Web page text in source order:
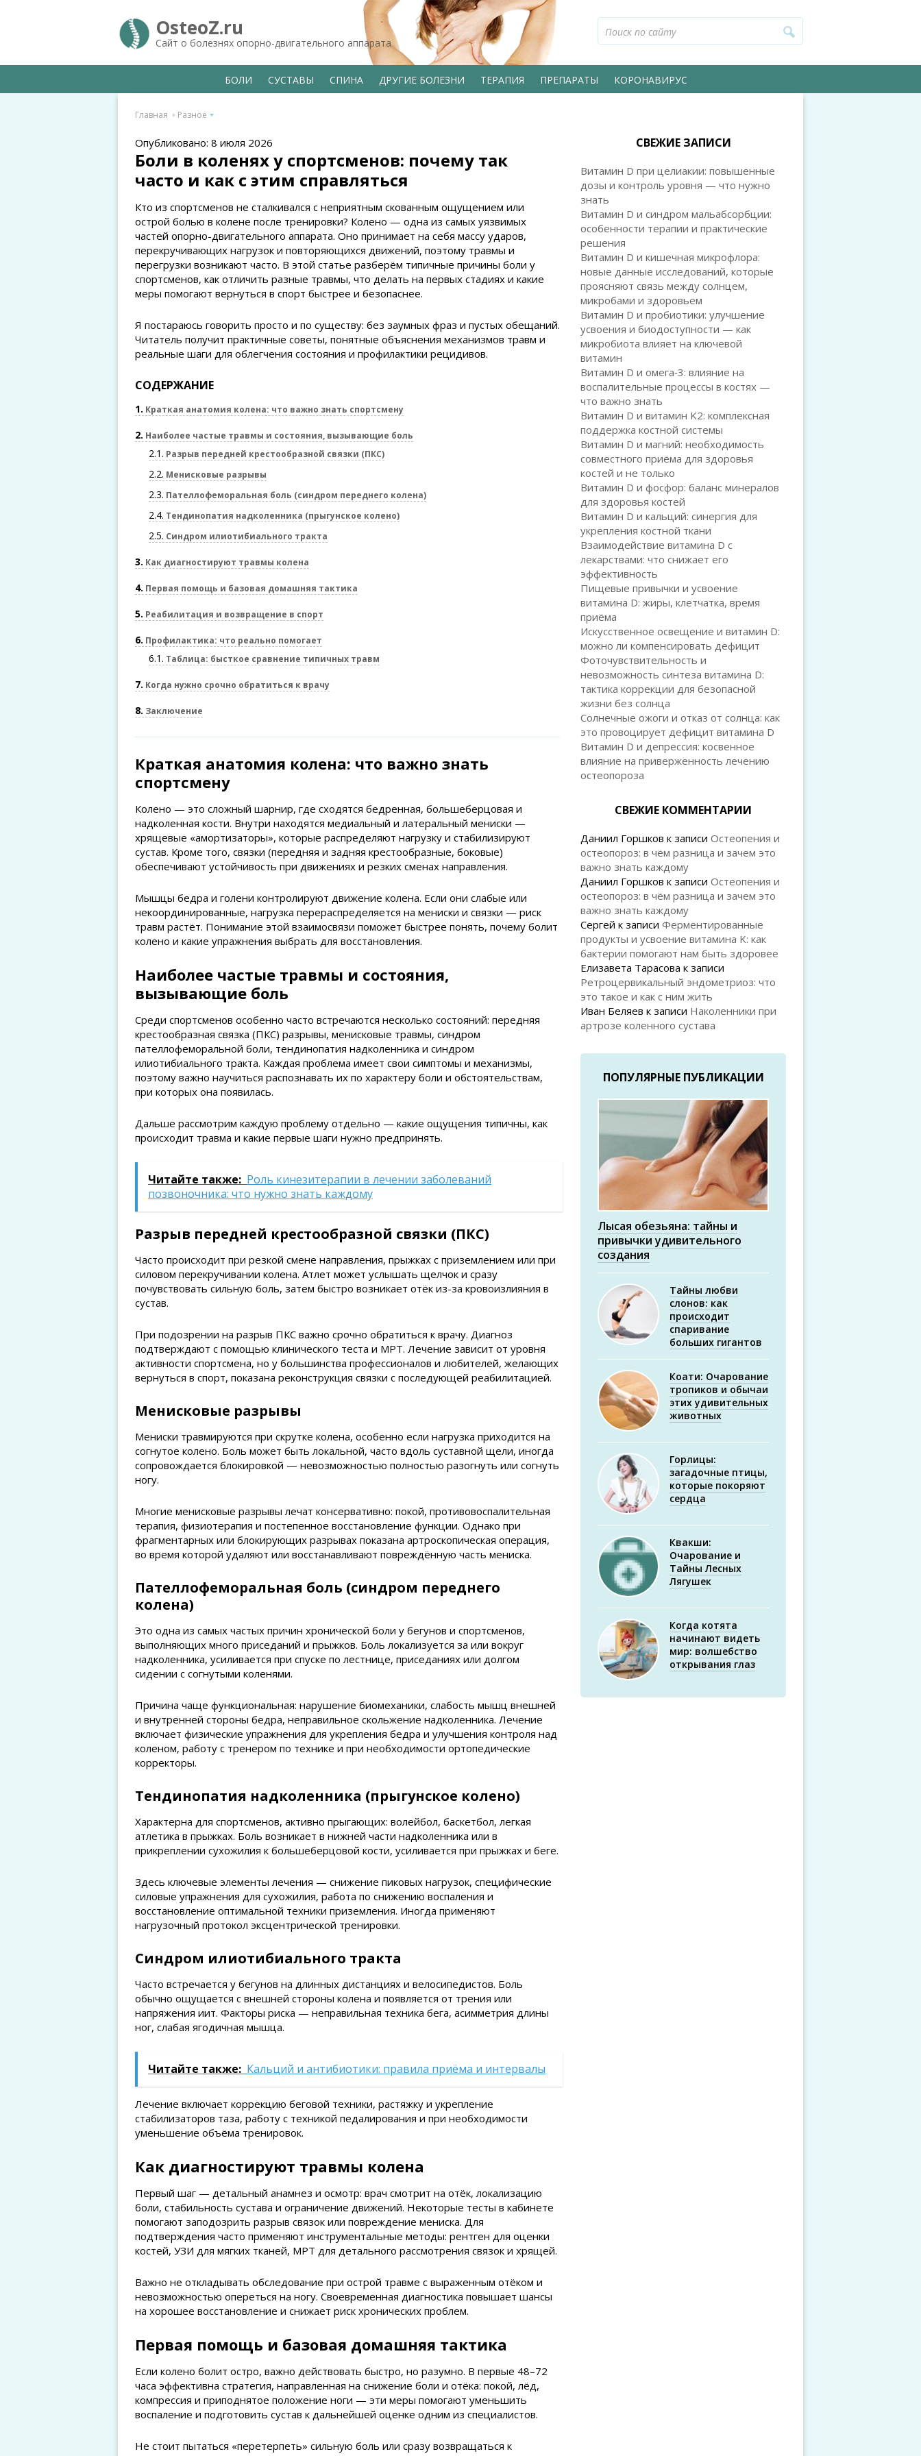
OsteoZ.ru
Сайт о болезнях опорно-двигательного аппарата
БОЛИ СУСТАВЫ СПИНА ДРУГИЕ БОЛЕЗНИ ТЕРАПИЯ ПРЕПАРАТЫ КОРОНАВИРУС
Главная Разное
Опубликовано: 8 июля 2026
Боли в коленях у спортсменов: почему так
часто и как с этим справляться
Кто из спортсменов не сталкивался с неприятным скованным ощущением или
острой болью в колене после тренировки? Колено — одна из самых уязвимых
частей опорно-двигательного аппарата. Оно принимает на себя массу ударов,
перекручивающих нагрузок и повторяющихся движений, поэтому травмы и
перегрузки возникают часто. В этой статье разберём типичные причины боли у
спортсменов, как отличить разные травмы, что делать на первых стадиях и какие
меры помогают вернуться в спорт быстрее и безопаснее.
Я постараюсь говорить просто и по существу: без заумных фраз и пустых обещаний.
Читатель получит практичные советы, понятные объяснения механизмов травм и
реальные шаги для облегчения состояния и профилактики рецидивов.
СОДЕРЖАНИЕ
1 Краткая анатомия колена: что важно знать спортсмену
2 Наиболее частые травмы и состояния, вызывающие боль
2.1 Разрыв передней крестообразной связки (ПКС)
2.2 Менисковые разрывы
2.3 Пателлофеморальная боль (синдром переднего колена)
2.4 Тендинопатия надколенника (прыгунское колено)
2.5 Синдром илиотибиального тракта
3 Как диагностируют травмы колена
4 Первая помощь и базовая домашняя тактика
5 Реабилитация и возвращение в спорт
6 Профилактика: что реально помогает
6.1 Таблица: бысткое сравнение типичных травм
7 Когда нужно срочно обратиться к врачу
8 Заключение
Краткая анатомия колена: что важно знать
спортсмену
Колено — это сложный шарнир, где сходятся бедренная, большеберцовая и
надколенная кости. Внутри находятся медиальный и латеральный мениски —
хрящевые «амортизаторы», которые распределяют нагрузку и стабилизируют
сустав. Кроме того, связки (передняя и задняя крестообразные, боковые)
обеспечивают устойчивость при движениях и резких сменах направления.
Мышцы бедра и голени контролируют движение колена. Если они слабые или
некоординированные, нагрузка перераспределяется на мениски и связки — риск
травм растёт. Понимание этой взаимосвязи поможет быстрее понять, почему болит
колено и какие упражнения выбрать для восстановления.
Наиболее частые травмы и состояния,
вызывающие боль
Среди спортсменов особенно часто встречаются несколько состояний: передняя
крестообразная связка (ПКС) разрывы, менисковые травмы, синдром
пателлофеморальной боли, тендинопатия надколенника и синдром
илиотибиального тракта. Каждая проблема имеет свои симптомы и механизмы,
поэтому важно научиться распознавать их по характеру боли и обстоятельствам,
при которых она появилась.
Дальше рассмотрим каждую проблему отдельно — какие ощущения типичны, как
происходит травма и какие первые шаги нужно предпринять.
Читайте также: Роль кинезитерапии в лечении заболеваний
позвоночника: что нужно знать каждому
Разрыв передней крестообразной связки (ПКС)
Часто происходит при резкой смене направления, прыжках с приземлением или при
силовом перекручивании колена. Атлет может услышать щелчок и сразу
почувствовать сильную боль, затем быстро возникает отёк из-за кровоизлияния в
сустав.
При подозрении на разрыв ПКС важно срочно обратиться к врачу. Диагноз
подтверждают с помощью клинического теста и МРТ. Лечение зависит от уровня
активности спортсмена, но у большинства профессионалов и любителей, желающих
вернуться в спорт, показана реконструкция связки с последующей реабилитацией.
Менисковые разрывы
Мениски травмируются при скрутке колена, особенно если нагрузка приходится на
согнутое колено. Боль может быть локальной, часто вдоль суставной щели, иногда
сопровождается блокировкой — невозможностью полностью разогнуть или согнуть
ногу.
Многие менисковые разрывы лечат консервативно: покой, противовоспалительная
терапия, физиотерапия и постепенное восстановление функции. Однако при
фрагментарных или блокирующих разрывах показана артроскопическая операция,
во время которой удаляют или восстанавливают повреждённую часть мениска.
Пателлофеморальная боль (синдром переднего
колена)
Это одна из самых частых причин хронической боли у бегунов и спортсменов,
выполняющих много приседаний и прыжков. Боль локализуется за или вокруг
надколенника, усиливается при спуске по лестнице, приседаниях или долгом
сидении с согнутыми коленями.
Причина чаще функциональная: нарушение биомеханики, слабость мышц внешней
и внутренней стороны бедра, неправильное скольжение надколенника. Лечение
включает физические упражнения для укрепления бедра и улучшения контроля над
коленом, работу с тренером по технике и при необходимости ортопедические
корректоры.
Тендинопатия надколенника (прыгунское колено)
Характерна для спортсменов, активно прыгающих: волейбол, баскетбол, легкая
атлетика в прыжках. Боль возникает в нижней части надколенника или в
прикреплении сухожилия к большеберцовой кости, усиливается при прыжках и беге.
Здесь ключевые элементы лечения — снижение пиковых нагрузок, специфические
силовые упражнения для сухожилия, работа по снижению воспаления и
восстановление оптимальной техники приземления. Иногда применяют
нагрузочный протокол эксцентрической тренировки.
Синдром илиотибиального тракта
Часто встречается у бегунов на длинных дистанциях и велосипедистов. Боль
обычно ощущается с внешней стороны колена и появляется от трения или
напряжения иит. Факторы риска — неправильная техника бега, асимметрия длины
ног, слабая ягодичная мышца.
Читайте также: Кальций и антибиотики: правила приёма и интервалы
Лечение включает коррекцию беговой техники, растяжку и укрепление
стабилизаторов таза, работу с техникой педалирования и при необходимости
уменьшение объёма тренировок.
Как диагностируют травмы колена
Первый шаг — детальный анамнез и осмотр: врач смотрит на отёк, локализацию
боли, стабильность сустава и ограничение движений. Некоторые тесты в кабинете
помогают заподозрить разрыв связок или повреждение мениска. Для
подтверждения часто применяют инструментальные методы: рентген для оценки
костей, УЗИ для мягких тканей, МРТ для детального рассмотрения связок и хрящей.
Важно не откладывать обследование при острой травме с выраженным отёком и
невозможностью опереться на ногу. Своевременная диагностика повышает шансы
на хорошее восстановление и снижает риск хронических проблем.
Первая помощь и базовая домашняя тактика
Если колено болит остро, важно действовать быстро, но разумно. В первые 48–72
часа эффективна стратегия, направленная на снижение боли и отёка: покой, лёд,
компрессия и приподнятое положение ноги — эти меры помогают уменьшить
воспаление и подготовить сустав к дальнейшей оценке одним из специалистов.
Не стоит пытаться «перетерпеть» сильную боль или сразу возвращаться к
СВЕЖИЕ ЗАПИСИ
Витамин D при целиакии: повышенные
дозы и контроль уровня — что нужно
знать
Витамин D и синдром мальабсорбции:
особенности терапии и практические
решения
Витамин D и кишечная микрофлора:
новые данные исследований, которые
проясняют связь между солнцем,
микробами и здоровьем
Витамин D и пробиотики: улучшение
усвоения и биодоступности — как
микробиота влияет на ключевой
витамин
Витамин D и омега‑3: влияние на
воспалительные процессы в костях —
что важно знать
Витамин D и витамин K2: комплексная
поддержка костной системы
Витамин D и магний: необходимость
совместного приёма для здоровья
костей и не только
Витамин D и фосфор: баланс минералов
для здоровья костей
Витамин D и кальций: синергия для
укрепления костной ткани
Взаимодействие витамина D с
лекарствами: что снижает его
эффективность
Пищевые привычки и усвоение
витамина D: жиры, клетчатка, время
приёма
Искусственное освещение и витамин D:
можно ли компенсировать дефицит
Фоточувствительность и
невозможность синтеза витамина D:
тактика коррекции для безопасной
жизни без солнца
Солнечные ожоги и отказ от солнца: как
это провоцирует дефицит витамина D
Витамин D и депрессия: косвенное
влияние на приверженность лечению
остеопороза
СВЕЖИЕ КОММЕНТАРИИ
Даниил Горшков к записи Остеопения и
остеопороз: в чём разница и зачем это
важно знать каждому
Даниил Горшков к записи Остеопения и
остеопороз: в чём разница и зачем это
важно знать каждому
Сергей к записи Ферментированные
продукты и усвоение витамина K: как
бактерии помогают нам быть здоровее
Елизавета Тарасова к записи
Ретроцервикальный эндометриоз: что
это такое и как с ним жить
Иван Беляев к записи Наколенники при
артрозе коленного сустава
ПОПУЛЯРНЫЕ ПУБЛИКАЦИИ
Лысая обезьяна: тайны и
привычки удивительного
создания
Тайны любви
слонов: как
происходит
спаривание
больших гигантов
Коати: Очарование
тропиков и обычаи
этих удивительных
животных
Горлицы:
загадочные птицы,
которые покоряют
сердца
Квакши:
Очарование и
Тайны Лесных
Лягушек
Когда котята
начинают видеть
мир: волшебство
открывания глаз